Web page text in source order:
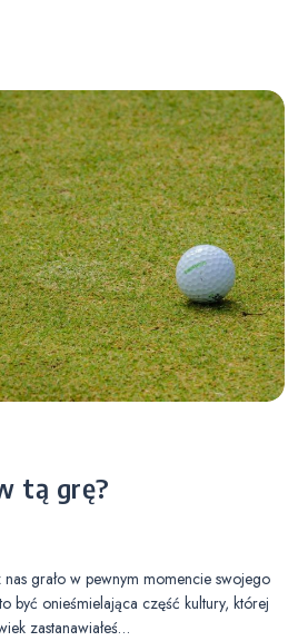
tą grę?
grało w pewnym momencie swojego
być onieśmielająca część kultury, której
zastanawiałeś…